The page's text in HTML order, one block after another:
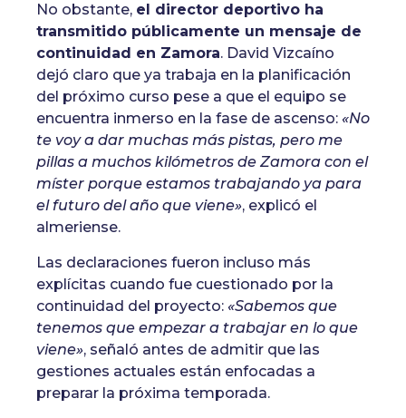
No obstante, el director deportivo ha
transmitido públicamente un mensaje de
continuidad en Zamora. David Vizcaíno
dejó claro que ya trabaja en la planificación
del próximo curso pese a que el equipo se
encuentra inmerso en la fase de ascenso: «No
te voy a dar muchas más pistas, pero me
pillas a muchos kilómetros de Zamora con el
míster porque estamos trabajando ya para
el futuro del año que viene», explicó el
almeriense.
Las declaraciones fueron incluso más
explícitas cuando fue cuestionado por la
continuidad del proyecto: «Sabemos que
tenemos que empezar a trabajar en lo que
viene», señaló antes de admitir que las
gestiones actuales están enfocadas a
preparar la próxima temporada.